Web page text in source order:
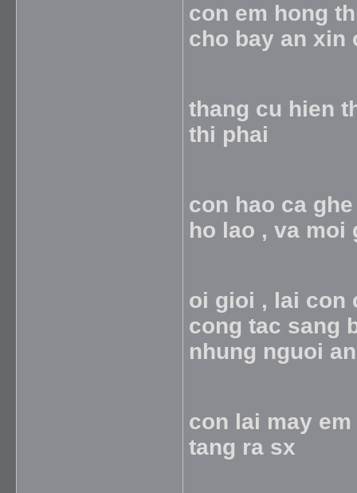
con em hong
cho bay an xin
thang cu hien
thi phai
con hao ca
ho lao , va
oi gioi , lai con
cong tac sang
nhung nguoi
con lai may
tang ra sx